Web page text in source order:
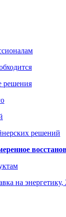
решения
решений
на